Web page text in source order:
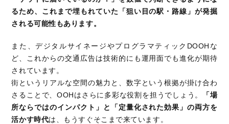
るため、これまで埋もれていた「狙い目の駅・路線」が発掘
される可能性もあります。
また、デジタルサイネージやプログラマティックDOOHな
ど、これからの交通広告は技術的にも運用面でも進化が期待
されています。
街というリアルな空間の魅力と、数字という根拠が掛け合わ
さることで、OOHはさらに多彩な役割を担うでしょう。
「場
所ならではのインパクト」と「定量化された効果」の両方を
活かす時代は、もうすぐそこまで来ています。